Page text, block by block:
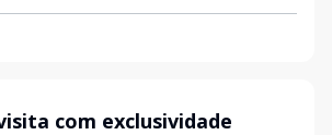
com exclusividade